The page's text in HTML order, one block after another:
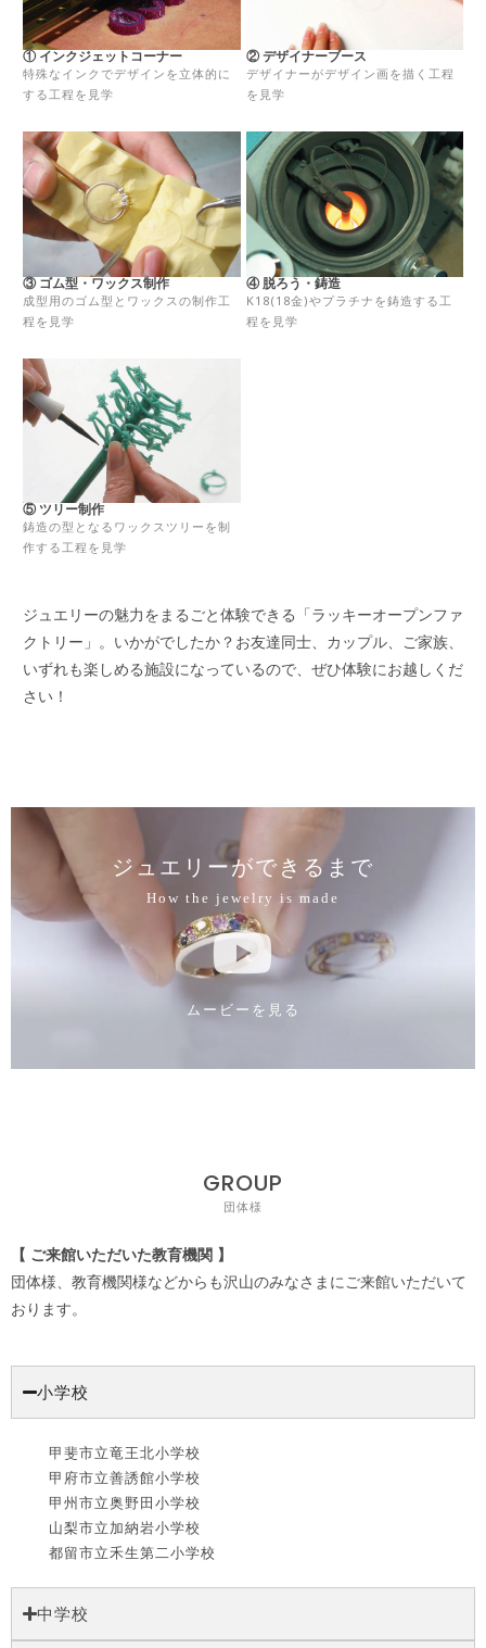
① インクジェットコーナー
特殊なインクでデザインを立体的に
する工程を見学
② デザイナーブース
デザイナーがデザイン画を描く工程
を見学
③ ゴム型・ワックス制作
成型用のゴム型とワックスの制作工
程を見学
④ 脱ろう・鋳造
K18(18金)やプラチナを鋳造する工
程を見学
⑤ ツリー制作
鋳造の型となるワックスツリーを制
作する工程を見学
ジュエリーの魅力をまるごと体験できる「ラッキーオープンファ
クトリー」。いかがでしたか？お友達同士、カップル、ご家族、
いずれも楽しめる施設になっているので、ぜひ体験にお越しくだ
さい！
ジュエリーができるまで
How the jewelry is made
ムービーを見る
GROUP
団体様
【 ご来館いただいた教育機関 】
団体様、教育機関様などからも沢山のみなさまにご来館いただいて
おります。
小学校
甲斐市立竜王北小学校
甲府市立善誘館小学校
甲州市立奥野田小学校
山梨市立加納岩小学校
都留市立禾生第二小学校
中学校